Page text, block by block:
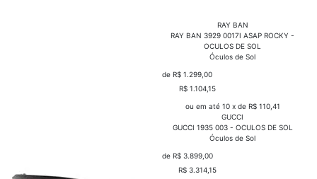
RAY BAN
RAY BAN 3929 0017I ASAP ROCKY -
OCULOS DE SOL
Óculos de Sol
de R$ 1.299,00
R$ 1.104,15
ou em até 10 x de R$ 110,41
GUCCI
GUCCI 1935 003 - OCULOS DE SOL
Óculos de Sol
de R$ 3.899,00
R$ 3.314,15